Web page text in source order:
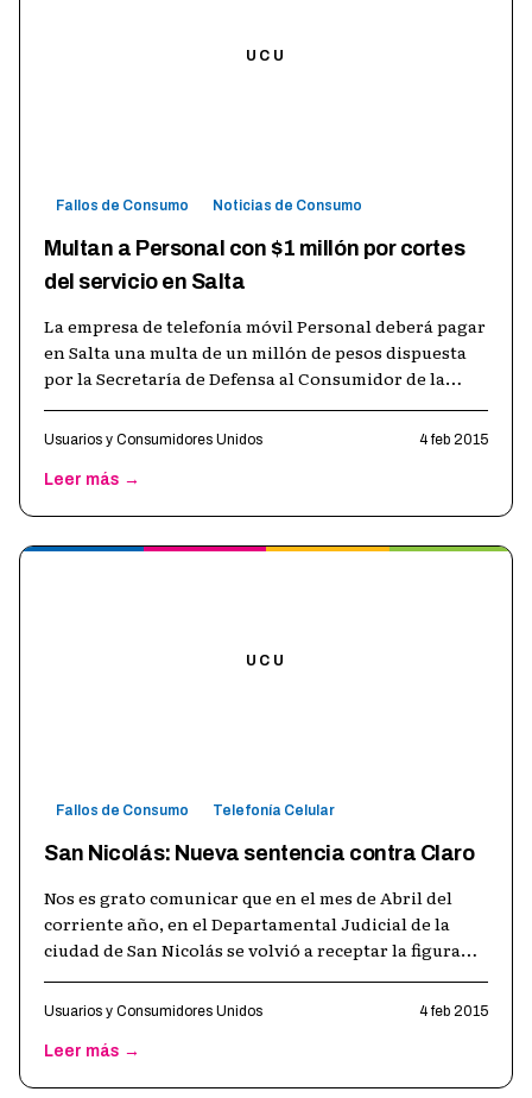
UCU
Fallos de Consumo Noticias de Consumo
Multan a Personal con $1 millón por cortes
del servicio en Salta
La empresa de telefonía móvil Personal deberá pagar
en Salta una multa de un millón de pesos dispuesta
por la Secretaría de Defensa al Consumidor de la
Usuarios y Consumidores Unidos 4 feb 2015
Leer más →
UCU
Fallos de Consumo Telefonía Celular
San Nicolás: Nueva sentencia contra Claro
Nos es grato comunicar que en el mes de Abril del
corriente año, en el Departamental Judicial de la
ciudad de San Nicolás se volvió a receptar la figura
Usuarios y Consumidores Unidos 4 feb 2015
Leer más →